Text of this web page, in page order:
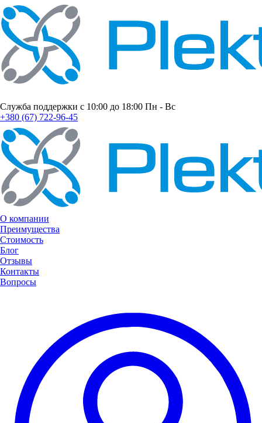
Служба поддержки с 10:00 до 18:00 Пн - Вс
+380 (67) 722-96-45
О компании
Преимущества
Стоимость
Блог
Отзывы
Контакты
Вопросы